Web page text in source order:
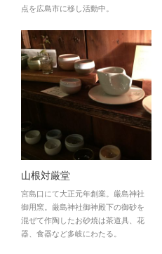
点を広島市に移し活動中。
山根対厳堂
宮島口にて大正元年創業。厳島神社
御用窯。厳島神社御神殿下の御砂を
混ぜて作陶したお砂焼は茶道具、花
器、食器など多岐にわたる。